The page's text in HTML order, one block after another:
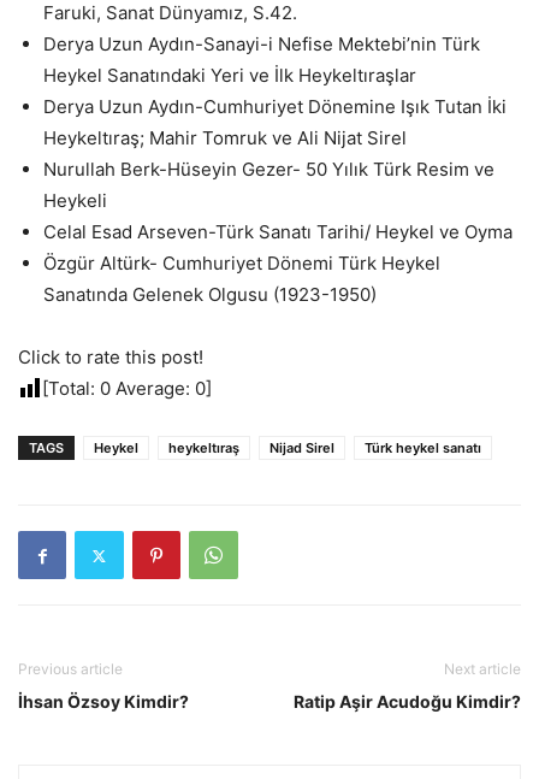
Faruki, Sanat Dünyamız, S.42.
Derya Uzun Aydın-Sanayi-i Nefise Mektebi’nin Türk
Heykel Sanatındaki Yeri ve İlk Heykeltıraşlar
Derya Uzun Aydın-Cumhuriyet Dönemine Işık Tutan İki
Heykeltıraş; Mahir Tomruk ve Ali Nijat Sirel
Nurullah Berk-Hüseyin Gezer- 50 Yılık Türk Resim ve
Heykeli
Celal Esad Arseven-Türk Sanatı Tarihi/ Heykel ve Oyma
Özgür Altürk- Cumhuriyet Dönemi Türk Heykel
Sanatında Gelenek Olgusu (1923-1950)
Click to rate this post!
[Total: 0 Average: 0]
TAGS Heykel heykeltıraş Nijad Sirel Türk heykel sanatı
Previous article
İhsan Özsoy Kimdir?
Next article
Ratip Aşir Acudoğu Kimdir?